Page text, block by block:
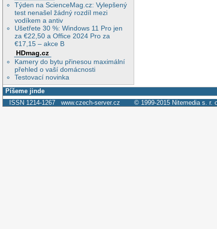
Týden na ScienceMag.cz: Vylepšený
test nenašel žádný rozdíl mezi
vodíkem a antiv
Ušetřete 30 %: Windows 11 Pro jen
za €22,50 a Office 2024 Pro za
€17,15 – akce B
HDmag.cz
Kamery do bytu přinesou maximální
přehled o vaší domácnosti
Testovací novinka
Píšeme jinde
ISSN 1214-1267 www.czech-server.cz © 1999-2015 Nitemedia s. r.